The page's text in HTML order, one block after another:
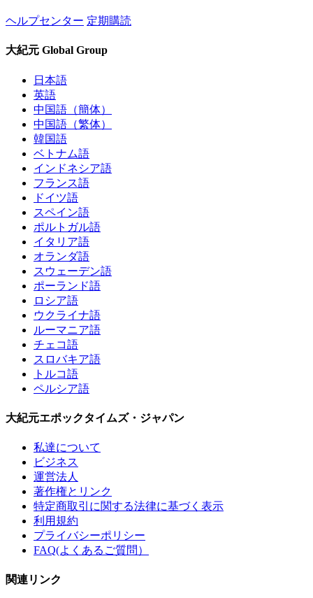
ヘルプセンター 定期購読
大紀元 Global Group
日本語
英語
中国語（簡体）
中国語（繁体）
韓国語
ベトナム語
インドネシア語
フランス語
ドイツ語
スペイン語
ポルトガル語
イタリア語
オランダ語
スウェーデン語
ポーランド語
ロシア語
ウクライナ語
ルーマニア語
チェコ語
スロバキア語
トルコ語
ペルシア語
大紀元エポックタイムズ・ジャパン
私達について
ビジネス
運営法人
著作権とリンク
特定商取引に関する法律に基づく表示
利用規約
プライバシーポリシー
FAQ(よくあるご質問）
関連リンク